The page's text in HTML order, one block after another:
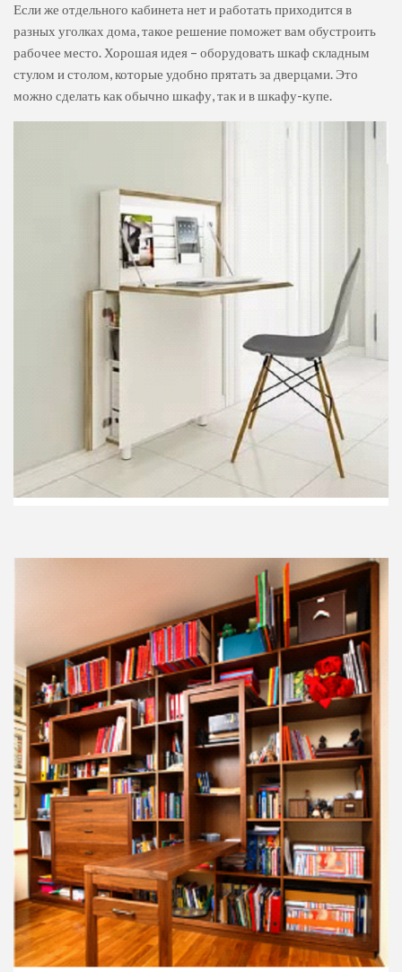
Если же отдельного кабинета нет и работать приходится в
разных уголках дома, такое решение поможет вам обустроить
рабочее место. Хорошая идея – оборудовать шкаф складным
стулом и столом, которые удобно прятать за дверцами. Это
можно сделать как обычно шкафу, так и в шкафу-купе.